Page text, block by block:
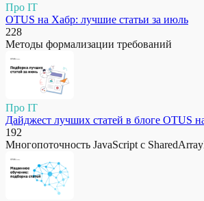
Про IT
OTUS на Хабр: лучшие статьи за июль
228
Методы формализации требований
Про IT
Дайджест лучших статей в блоге OTUS
192
Многопоточность JavaScript с